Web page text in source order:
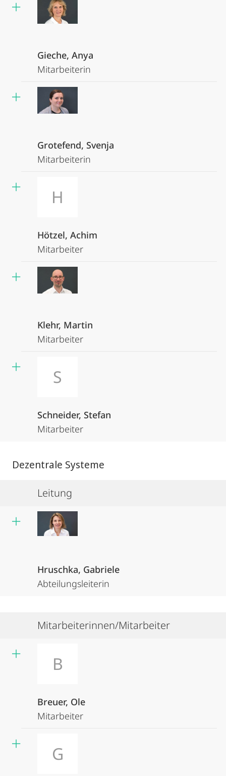
Gieche, Anya
Mitarbeiterin
Grotefend, Svenja
Mitarbeiterin
H
Hötzel, Achim
Mitarbeiter
Klehr, Martin
Mitarbeiter
S
Schneider, Stefan
Mitarbeiter
Dezentrale Systeme
Leitung
Hruschka, Gabriele
Abteilungsleiterin
Mitarbeiterinnen/Mitarbeiter
B
Breuer, Ole
Mitarbeiter
G